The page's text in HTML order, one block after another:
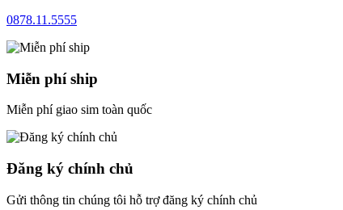
0878.11.5555
Miễn phí ship
Miễn phí giao sim toàn quốc
Đăng ký chính chủ
Gửi thông tin chúng tôi hỗ trợ đăng ký chính chủ